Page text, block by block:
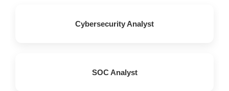
Cybersecurity Analyst
SOC Analyst